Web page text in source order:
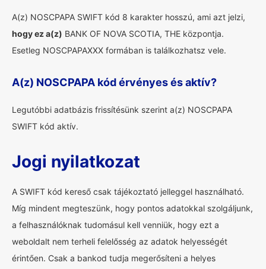
A(z) NOSCPAPA SWIFT kód 8 karakter hosszú, ami azt jelzi,
hogy ez a(z) BANK OF NOVA SCOTIA, THE központja.
Esetleg NOSCPAPAXXX formában is találkozhatsz vele.
A(z) NOSCPAPA kód érvényes és aktív?
Legutóbbi adatbázis frissítésünk szerint a(z) NOSCPAPA
SWIFT kód aktív.
Jogi nyilatkozat
A SWIFT kód kereső csak tájékoztató jelleggel használható.
Míg mindent megteszünk, hogy pontos adatokkal szolgáljunk,
a felhasználóknak tudomásul kell venniük, hogy ezt a
weboldalt nem terheli felelősség az adatok helyességét
érintően. Csak a bankod tudja megerősíteni a helyes